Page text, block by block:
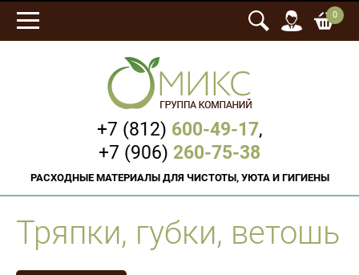
0
+7 (812) 600-49-17,
+7 (906) 260-75-38
РАСХОДНЫЕ МАТЕРИАЛЫ ДЛЯ ЧИСТОТЫ, УЮТА И ГИГИЕНЫ
Тряпки, губки, ветошь